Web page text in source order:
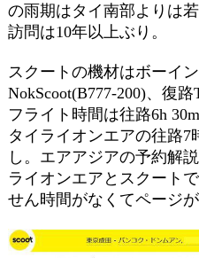
の雨期はタイ南部よりは
訪問は10年以上ぶり。
スクートの機材はボーイ
NokScoot(B777-200)、復路
フライト時間は往路6h
タイライオンエアの往路7
し。エアアジアの予約解
ライオンエアとスクート
せん時間がなくてページ